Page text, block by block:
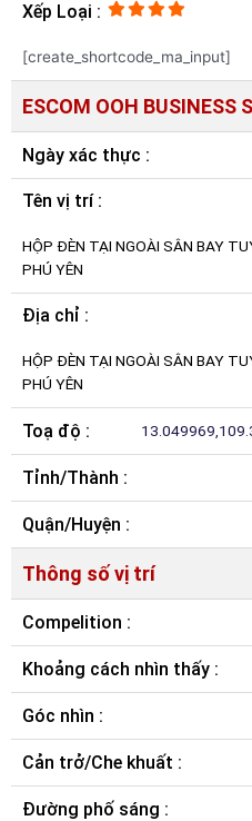
Xếp Loại :
[create_shortcode_ma_input]
ESCOM OOH BUSINESS
Ngày xác thực :
Tên vị trí :
HỘP ĐÈN TẠI NGOÀI SÂN BAY
PHÚ YÊN
Địa chỉ :
HỘP ĐÈN TẠI NGOÀI SÂN BAY
PHÚ YÊN
Toạ độ :
Tỉnh/Thành :
Quận/Huyện :
Thông số vị trí
Compelition :
Khoảng cách nhìn thấy :
Góc nhìn :
Cản trở/Che khuất :
Đường phố sáng :